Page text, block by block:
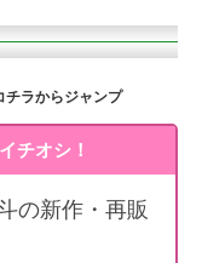
ラからジャンプ
チオシ！
の新作・再販